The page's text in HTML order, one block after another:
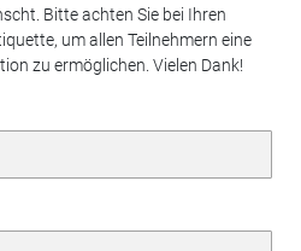
Bitte achten Sie bei Ihren
um allen Teilnehmern eine
zu ermöglichen. Vielen Dank!